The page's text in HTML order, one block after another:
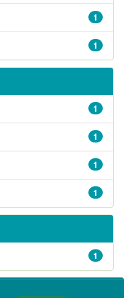
1
1
1
1
1
1
1